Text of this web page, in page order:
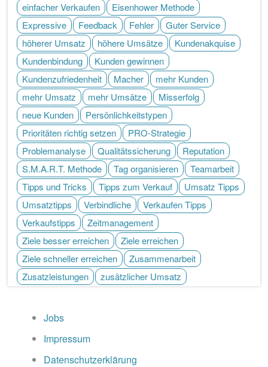
einfacher Verkaufen
Eisenhower Methode
Expressive
Feedback Fehler
Guter Service
höherer Umsatz
höhere Umsätze
Kundenakquise
Kundenbindung
Kunden gewinnen
Kundenzufriedenheit
Macher
mehr Kunden
mehr Umsatz
mehr Umsätze
Misserfolg
neue Kunden
Persönlichkeitstypen
Prioritäten richtig setzen
PRO-Strategie
Problemanalyse
Qualitätssicherung
Reputation
S.M.A.R.T. Methode
Tag organisieren
Teamarbeit
Tipps und Tricks
Tipps zum Verkauf
Umsatz Tipps
Umsatztipps
Verbindliche
Verkaufen Tipps
Verkaufstipps
Zeitmanagement
Ziele besser erreichen
Ziele erreichen
Ziele schneller erreichen
Zusammenarbeit
Zusatzleistungen
zusätzlicher Umsatz
Jobs
Impressum
Datenschutzerklärung